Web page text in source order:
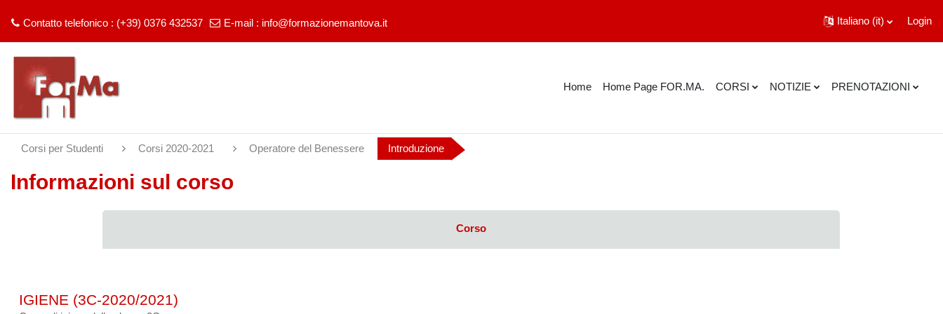
Contatto telefonico : (+39) 0376 432537 E-mail : info@formazionemantova.it Italiano ‎(it)‎ Login
Home Home Page FOR.MA. CORSI NOTIZIE PRENOTAZIONI
Corsi per Studenti Corsi 2020-2021 Operatore del Benessere Introduzione
Informazioni sul corso
Corso
IGIENE (3C-2020/2021)